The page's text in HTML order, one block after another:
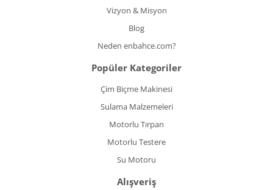
Vizyon & Misyon
Blog
Neden enbahce.com?
Popüler Kategoriler
Çim Biçme Makinesi
Sulama Malzemeleri
Motorlu Tırpan
Motorlu Testere
Su Motoru
Alışveriş